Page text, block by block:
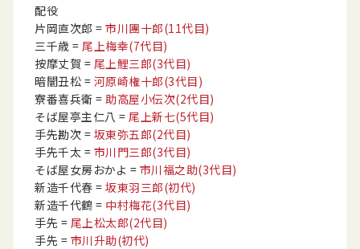
配役
片岡直次郎 = 市川團十郎(11代目)
三千歳 = 尾上梅幸(7代目)
按摩丈賀 = 尾上鯉三郎(3代目)
暗闇丑松 = 河原崎権十郎(3代目)
寮番喜兵衛 = 助高屋小伝次(2代目)
そば屋亭主仁八 = 尾上新七(5代目)
手先勘次 = 坂東弥五郎(2代目)
手先千太 = 市川門三郎(3代目)
そば屋女房おかよ = 市川福之助(3代目)
新造千代春 = 坂東羽三郎(初代)
新造千代鶴 = 中村梅花(3代目)
手先 = 尾上松太郎(2代目)
手先 = 市川升助(初代)